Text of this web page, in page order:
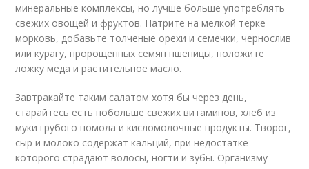
минеральные комплексы, но лучше больше употреблять
свежих овощей и фруктов. Натрите на мелкой терке
морковь, добавьте толченые орехи и семечки, чернослив
или курагу, пророщенных семян пшеницы, положите
ложку меда и растительное масло.
Завтракайте таким салатом хотя бы через день,
старайтесь есть побольше свежих витаминов, хлеб из
муки грубого помола и кисломолочные продукты. Творог,
сыр и молоко содержат кальций, при недостатке
которого страдают волосы, ногти и зубы. Организму